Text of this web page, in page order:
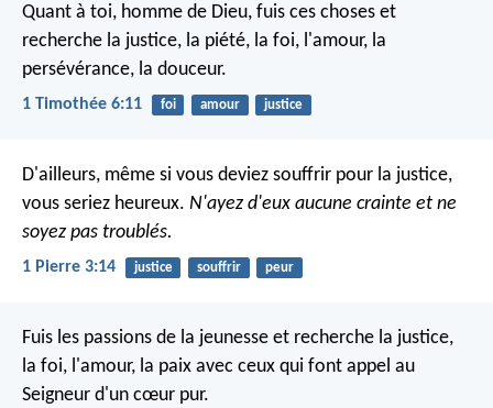
Quant à toi, homme de Dieu, fuis ces choses et
recherche la justice, la piété, la foi, l'amour, la
persévérance, la douceur.
1 Timothée 6:11 foi amour justice
D'ailleurs, même si vous deviez souffrir pour la justice,
vous seriez heureux. N'ayez d'eux aucune crainte et ne
soyez pas troublés.
1 Pierre 3:14 justice souffrir peur
Fuis les passions de la jeunesse et recherche la justice,
la foi, l'amour, la paix avec ceux qui font appel au
Seigneur d'un cœur pur.